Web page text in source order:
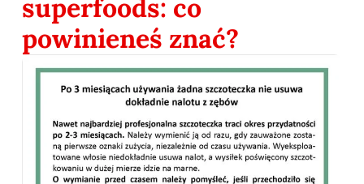
superfoods: co
powinieneś znać?